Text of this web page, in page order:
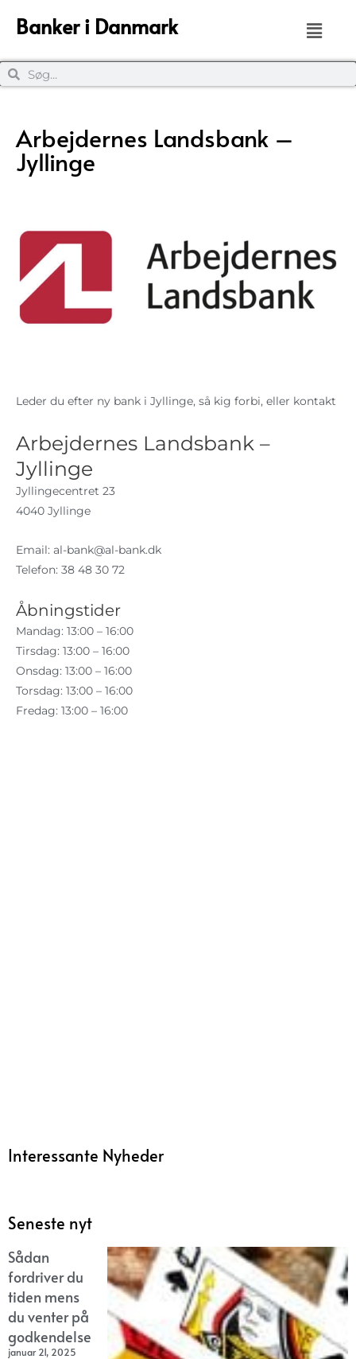
Banker i Danmark
Arbejdernes Landsbank –
Jyllinge
Leder du efter ny bank i Jyllinge, så kig forbi, eller kontakt
Arbejdernes Landsbank –
Jyllinge
Jyllingecentret 23
4040 Jyllinge
Email: al-bank@al-bank.dk
Telefon: 38 48 30 72
Åbningstider
Mandag: 13:00 – 16:00
Tirsdag: 13:00 – 16:00
Onsdag: 13:00 – 16:00
Torsdag: 13:00 – 16:00
Fredag: 13:00 – 16:00
Interessante Nyheder
Seneste nyt
Sådan
fordriver du
tiden mens
du venter på
godkendelse
januar 21, 2025